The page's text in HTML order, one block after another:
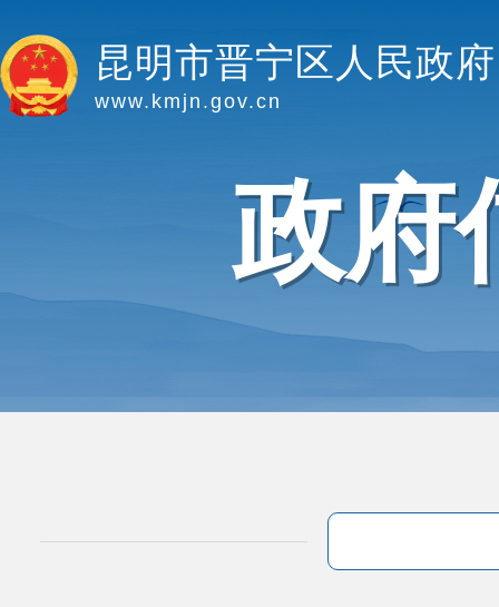
昆明市晋宁区人民政府
www.kmjn.gov.cn
政府